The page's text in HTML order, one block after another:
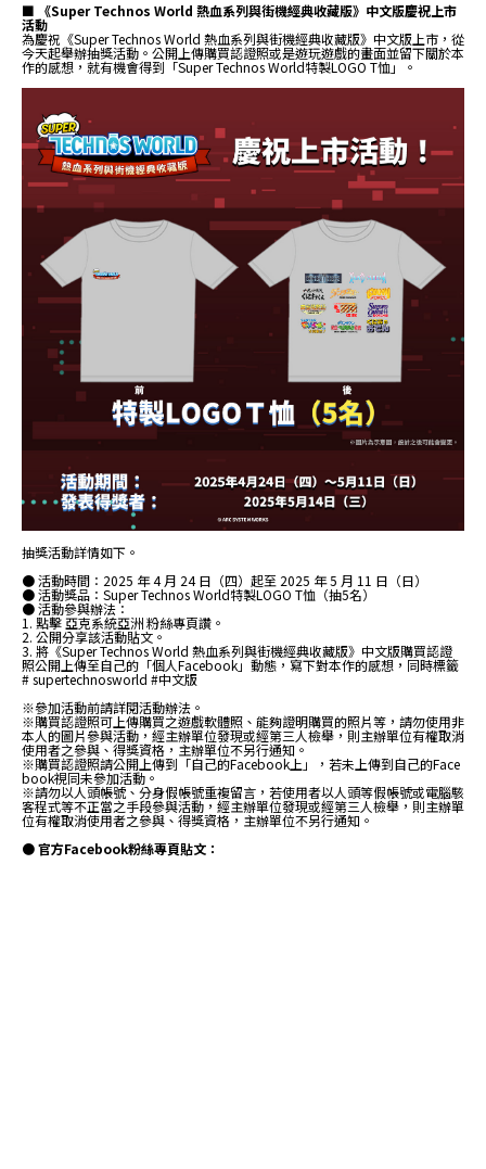
■ 《Super Technos World 熱血系列與街機經典收藏版》中文版慶祝上市
活動
為慶祝《Super Technos World 熱血系列與街機經典收藏版》中文版上市，從
今天起舉辦抽獎活動。公開上傳購買認證照或是遊玩遊戲的畫面並留下關於本
作的感想，就有機會得到「Super Technos World特製LOGO T恤」。
抽獎活動詳情如下。
● 活動時間：2025 年 4 月 24 日（四）起至 2025 年 5 月 11 日（日）
● 活動獎品：Super Technos World特製LOGO T恤（抽5名）
● 活動參與辦法：
1. 點擊 亞克系統亞洲 粉絲專頁讚。
2. 公開分享該活動貼文。
3. 將《Super Technos World 熱血系列與街機經典收藏版》中文版購買認證
照公開上傳至自己的「個人Facebook」動態，寫下對本作的感想，同時標籤
# supertechnosworld #中文版
※參加活動前請詳閱活動辦法。
※購買認證照可上傳購買之遊戲軟體照、能夠證明購買的照片等，請勿使用非
本人的圖片參與活動，經主辦單位發現或經第三人檢舉，則主辦單位有權取消
使用者之參與、得獎資格，主辦單位不另行通知。
※購買認證照請公開上傳到「自己的Facebook上」，若未上傳到自己的Face
book視同未參加活動。
※請勿以人頭帳號、分身假帳號重複留言，若使用者以人頭等假帳號或電腦駭
客程式等不正當之手段參與活動，經主辦單位發現或經第三人檢舉，則主辦單
位有權取消使用者之參與、得獎資格，主辦單位不另行通知。
● 官方Facebook粉絲專頁貼文：